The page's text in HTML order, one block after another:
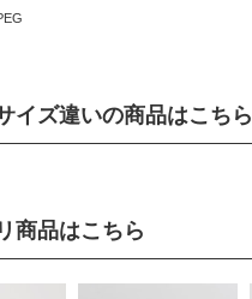
イズ違いの商品はこちら
商品はこちら